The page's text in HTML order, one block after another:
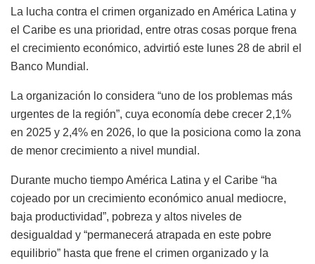
La lucha contra el crimen organizado en América Latina y
el Caribe es una prioridad, entre otras cosas porque frena
el crecimiento económico, advirtió este lunes 28 de abril el
Banco Mundial.
La organización lo considera “uno de los problemas más
urgentes de la región”, cuya economía debe crecer 2,1%
en 2025 y 2,4% en 2026, lo que la posiciona como la zona
de menor crecimiento a nivel mundial.
Durante mucho tiempo América Latina y el Caribe “ha
cojeado por un crecimiento económico anual mediocre,
baja productividad”, pobreza y altos niveles de
desigualdad y “permanecerá atrapada en este pobre
equilibrio” hasta que frene el crimen organizado y la